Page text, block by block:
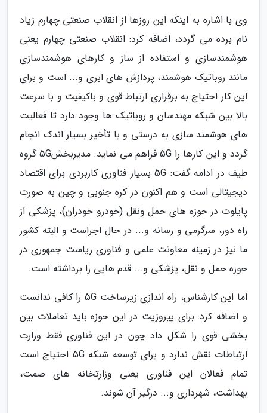
وی با اشاره به اینکه این روزها از انقلاب صنعتی چهارم زیاد
نام برده می گردد، اضافه کرد: انقلاب صنعتی چهارم یعنی
هوشمندسازی و استفاده از ساز و کارهای هوشمندسازی
مانند روباتیک هوشمند، پردازش های ابری و... است و برای
این کار احتیاج به برقراری ارتباط قوی و باکیفیت و با سرعت
بالا بین شبکه مهندسان و روباتیک ها وجود دارد تا فعالیت
های هوشمند سازی به درستی و با تأخیر بسیار اندک انجام
گردد و این کارها را 5G فراهم می نماید. مدیربخش5G گروه
طیف در ادامه گفت: 5G بسیار فناوری کاربردی برای اقتصاد
دیجیتالی است و هم اکنون در کره جنوبی و چین به صورت
پایلوت در حوزه های حمل ونقل (خودرو خودران)، پزشکی از
راه دور، سرگرمی و رسانه و... در حال اجراست و البته کشور
ما نیز در زمینه معاونت علمی و فناوری ریاست جمهوری در
حوزه حمل و نقل، پزشکی و... قدم هایی را برداشته است.
اما این کارشناس، راه اندازی زیرساخت 5G را کافی ندانست
و اضافه کرد: برای پیروزیت در این حوزه باید تعاملات بین
بخشی قوی را شکل داد چون در این فناوری فقط وزارت
ارتباطات نقش ندارد و برای توسعه شبکه 5G احتیاج است
تمام فعالان این فناوری یعنی وزارتخانه های صمت،
بهداشت، شهرداری و... درگیر آن شوند.